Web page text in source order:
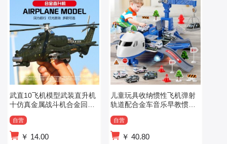
武直10飞机模型武装直升机
十仿真金属战斗机合金回力
自营
￥ 14.00
儿童玩具收纳惯性飞机弹射
轨道配合金车音乐早教惯性
自营
￥40.80